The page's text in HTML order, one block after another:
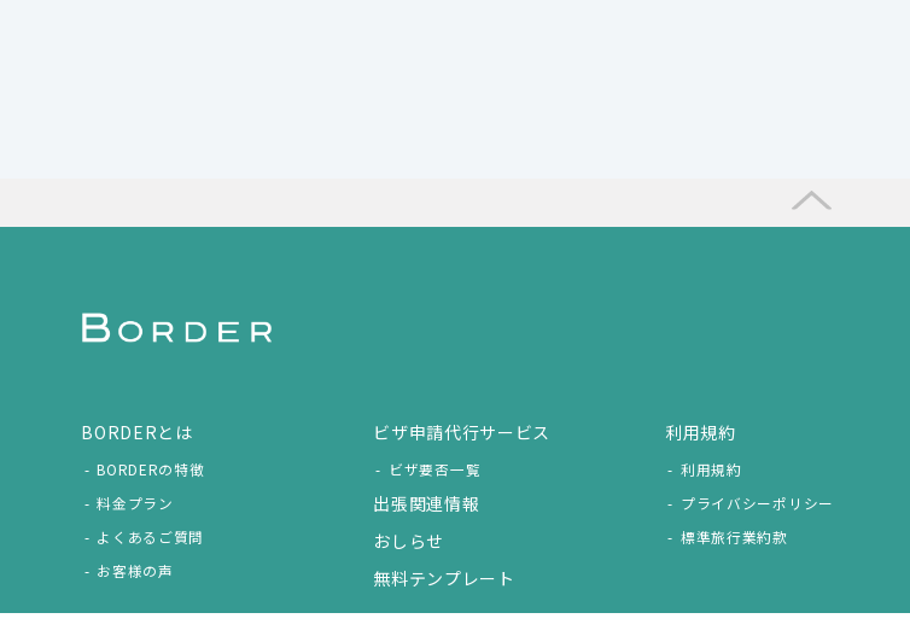
BORDERとは
BORDERの特徴
料金プラン
よくあるご質問
お客様の声
ビザ申請代行サービス
ビザ要否一覧
出張関連情報
おしらせ
無料テンプレート
利用規約
利用規約
プライバシーポリシー
標準旅行業約款